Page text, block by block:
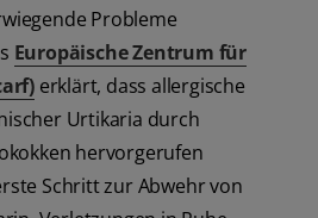
Probleme
Europäische Zentrum für
erklärt, dass allergische
Urtikaria durch
hervorgerufen
Schritt zur Abwehr von